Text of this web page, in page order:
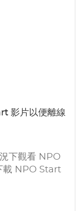
影片以便離線
下觀看 NPO
載 NPO Start